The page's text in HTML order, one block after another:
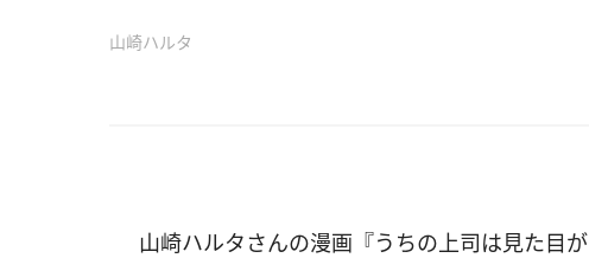
山崎ハルタ
山崎ハルタさんの漫画『うちの上司は見た目